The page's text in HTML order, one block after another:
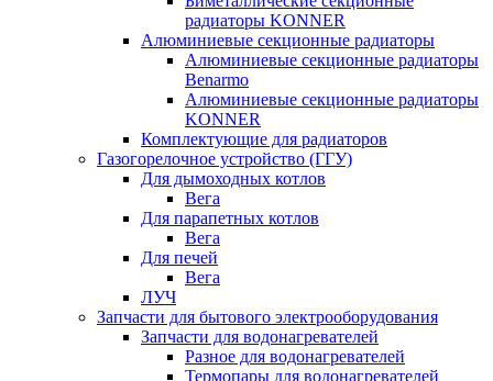
радиаторы KONNER
Алюминиевые секционные радиаторы
Алюминиевые секционные радиаторы
Benarmo
Алюминиевые секционные радиаторы
KONNER
Комплектующие для радиаторов
Газогорелочное устройство (ГГУ)
Для дымоходных котлов
Вега
Для парапетных котлов
Вега
Для печей
Вега
ЛУЧ
Запчасти для бытового электрооборудования
Запчасти для водонагревателей
Разное для водонагревателей
Термопары для водонагревателей